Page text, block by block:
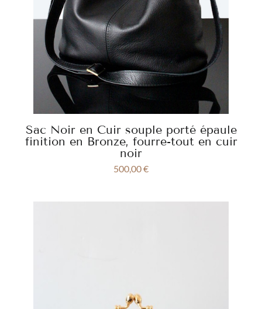
Sac Noir en Cuir souple porté épaule
finition en Bronze, fourre-tout en cuir
noir
500,00€